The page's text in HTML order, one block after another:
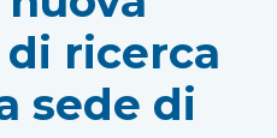
ricerca
sede di